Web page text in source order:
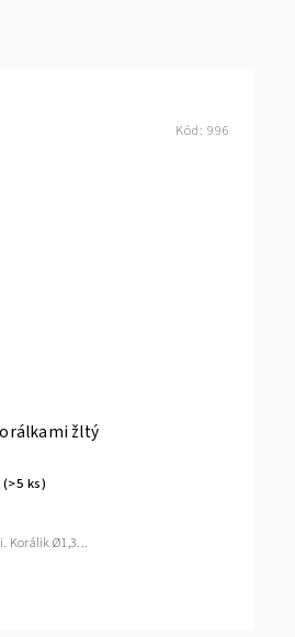
žltý
(>5 ks)
Korálik Ø1,3...
Kód: 996